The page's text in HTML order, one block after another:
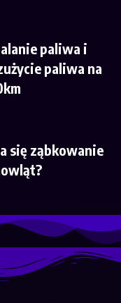
paliwa i
paliwa na
się ząbkowanie